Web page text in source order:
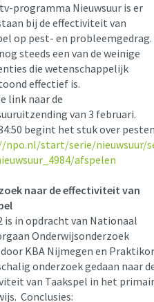
programma Nieuwsuur is er
bij de effectiviteit van
op pest- en probleemgedrag.
steeds een van de weinige
die wetenschappelijk
effectief is.
link naar de
van 3 februari.
begint het stuk over
npo.nl/start/serie/nieuwsuur/
afspelen
naar de effectiviteit van
is in opdracht van Nationaal
Onderwijsonderzoek
door KBA Nijmegen en
onderzoek gedaan naar
van Taakspel in het
Conclusies: